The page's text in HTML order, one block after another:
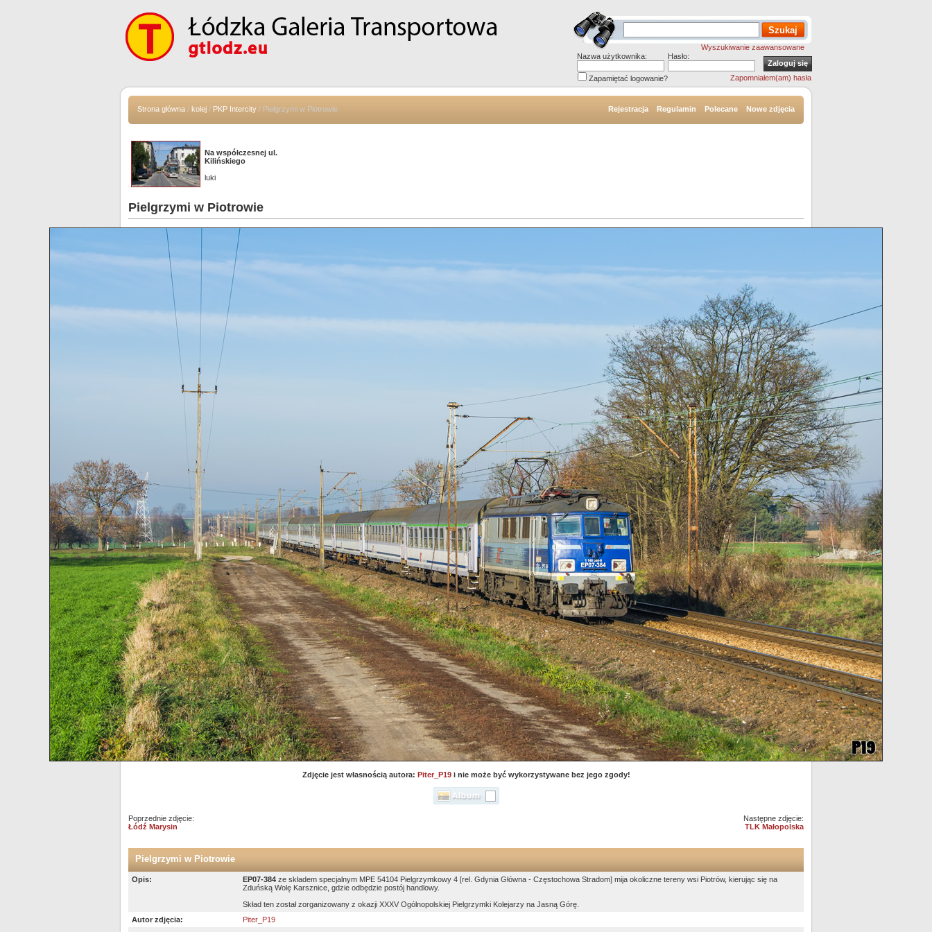
Wyszukiwanie zaawansowane
Nazwa użytkownika:
Hasło:
Zapamiętać logowanie? Zapomniałem(am) hasła
Strona główna / kolej / PKP Intercity / Pielgrzymi w Piotrowie Rejestracja Regulamin Polecane Nowe zdjęcia
Na współczesnej ul.
Kilińskiego
luki
Pielgrzymi w Piotrowie
Zdjęcie jest własnością autora: Piter_P19i nie może być wykorzystywane bez jego zgody!
Poprzednie zdjęcie:
Łódź Marysin
Następne zdjęcie:
TLK Małopolska
Pielgrzymi w Piotrowie
Opis: EP07-384 ze składem specjalnym MPE 54104 Pielgrzymkowy 4 [rel. Gdynia Główna - Częstochowa Stradom] mija okoliczne tereny wsi Piotrów, kierując się na
Zduńską Wolę Karsznice, gdzie odbędzie postój handlowy.
Skład ten został zorganizowany z okazji XXXV Ogólnopolskiej Pielgrzymki Kolejarzy na Jasną Górę.
Autor zdjęcia:
Piter_P19